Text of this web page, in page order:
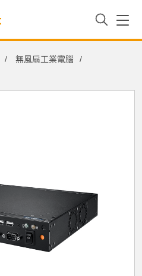
無風扇工業電腦
System with Intel